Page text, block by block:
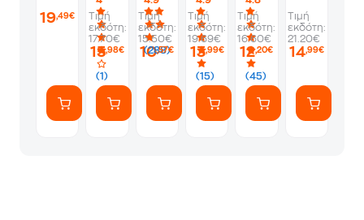
19,49€
(1)
Τιμή
εκδότη:
17.70€
15,98€
η
κάμαρα
με
τα
μυστικά
(288)
Τιμή
εκδότη:
15.50€
10,57€
όλους
(15)
Τιμή
εκδότη:
19.69€
13,99€
(45)
Τιμή
εκδότη:
16.60€
12,20€
τα
καβείρια
μυστήρια
Τιμή
εκδότη:
21.20€
14,99€